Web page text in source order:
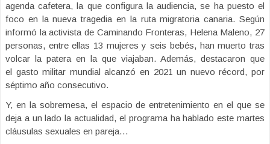
agenda cafetera, la que configura la audiencia, se ha puesto el
foco en la nueva tragedia en la ruta migratoria canaria. Según
informó la activista de Caminando Fronteras, Helena Maleno, 27
personas, entre ellas 13 mujeres y seis bebés, han muerto tras
volcar la patera en la que viajaban. Además, destacaron que
el gasto militar mundial alcanzó en 2021 un nuevo récord, por
séptimo año consecutivo.
Y, en la sobremesa, el espacio de entretenimiento en el que se
deja a un lado la actualidad, el programa ha hablado este martes
cláusulas sexuales en pareja…